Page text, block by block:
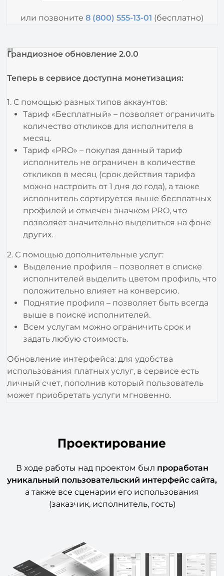
или позвоните 8 (800) 555-13-01 (бесплатно)
Грандиозное обновление 2.0.0
Теперь в сервисе доступна монетизация:
1. С помощью разных типов аккаунтов:
Тариф «Бесплатный» – позволяет ограничить
количество откликов для исполнителя в
месяц.
Тариф «PRO» – покупая данный тариф
исполнитель не ограничен в количестве
откликов в месяц (срок действия тарифа
можно настроить от 1 дня до года), а также
исполнитель сортируется выше бесплатных
профилей и отмечен значком PRO, что
позволяет значительно выделиться на фоне
других.
2. С помощью дополнительные услуг:
Выделение профиля – позволяет в списке
исполнителей выделить цветом профиль, что
положительно влияет на конверсию.
Поднятие профиля – позволяет быть всегда
выше в поиске исполнителей.
Всем услугам можно ограничить срок и
задать любую стоимость.
Обновление интерфейса: для удобства
использования платных услуг, в сервисе есть
личный счет, пополнив который пользователь
может приобретать услуги мгновенно.
В ходе работы над проектом был проработан
уникальный пользовательский интерфейс сайта,
а также все сценарии его использования
(заказчик, исполнитель, гость)